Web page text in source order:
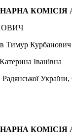
КОМІСІЯ
Тимур Курбанович
Іванівна
України,
КОМІСІЯ